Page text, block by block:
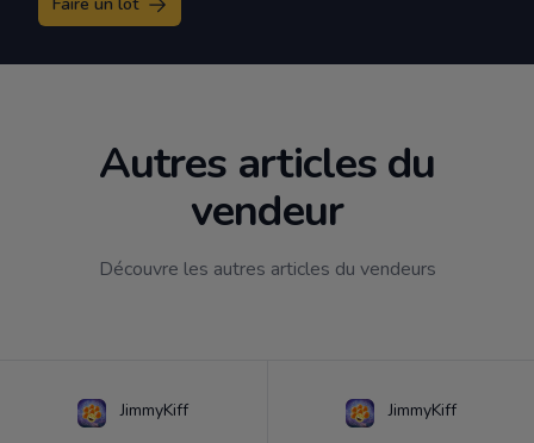
Autres articles du
vendeur
Découvre les autres articles du vendeurs
JimmyKiff JimmyKiff